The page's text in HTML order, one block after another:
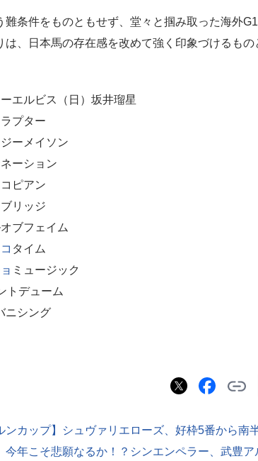
条件をものともせず、堂々と掴み取った海外
は、日本馬の存在感を改めて強く印象づけるもの
エルビス（日）坂井瑠星
プター
ーメイソン
ーション
ピアン
ブリッジ
ブフェイム
タイム
ミュージック
デューム
シング
ンカップ】シュヴァリエローズ、好枠5番から南